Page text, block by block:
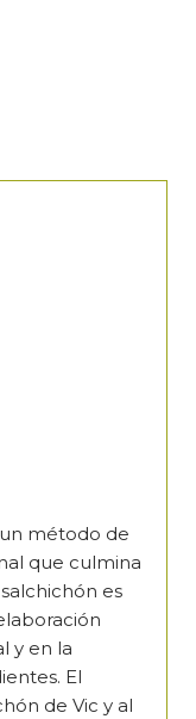
un método de
que culmina
es
y en la
El
de Vic y al